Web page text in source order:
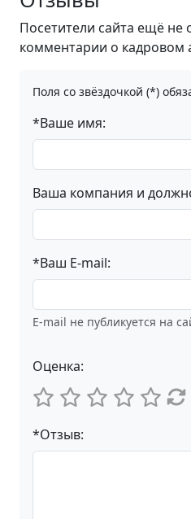
Посетители сайта ещё не
комментарии о кадровом
Поля со звёздочкой (*)
*Ваше имя:
Ваша компания и
*Ваш E-mail:
E-mail не публикуется на
Оценка:
*Отзыв: